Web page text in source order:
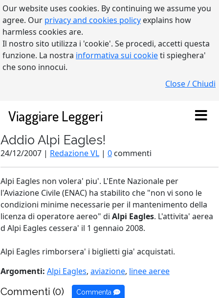
Our website uses cookies. By continuing we assume you
agree. Our privacy and cookies policy explains how
harmless cookies are.
Il nostro sito utilizza i 'cookie'. Se procedi, accetti questa
funzione. La nostra informativa sui cookieti spieghera'
che sono innocui.
Close / Chiudi
Viaggiare Leggeri
Addio Alpi Eagles!
24/12/2007 | Redazione VL | 0 commenti
Alpi Eagles non volera' piu'. L'Ente Nazionale per
l'Aviazione Civile (ENAC) ha stabilito che "non vi sono le
condizioni minime necessarie per il mantenimento della
licenza di operatore aereo" di Alpi Eagles. L'attivita' aerea
d Alpi Eagles cessera' il 1 gennaio 2008.
Alpi Eagles rimborsera' i biglietti gia' acquistati.
Argomenti: Alpi Eagles, aviazione, linee aeree
Commenti (0) Commenta